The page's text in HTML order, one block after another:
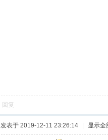
回复
发表于 2019-12-11 23:26:14 显示全